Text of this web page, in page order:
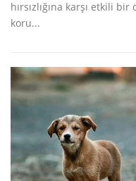
hırsızlığına karşı etkili
koru...